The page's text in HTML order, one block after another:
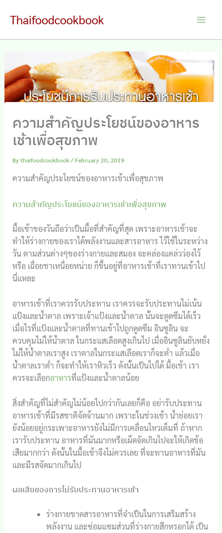
Thaifoodcookbook
ความสำคัญประโยชน์ของอาหาร
เช้าเพื่อสุขภาพ
Bythaifoodcookbook/February 20, 2019
ความสำคัญประโยชน์ของอาหารเช้าเพื่อสุขภาพ
ความสำคัญประโยชน์ของอาหารเช้าเพื่อสุขภาพ
มื้อเช้าของวันถือว่าเป็นมื้อที่สำคัญที่สุด เพราะอาหารเช้าจะ
ทำให้ร่างกายของเราได้พลังงานและสารอาหาร ไว้ใช้ในระหว่าง
วัน ตามส่วนต่างๆของร่างกายและสมอง จะคล่องแคล่วว่องไว้
หรือ เฉื่อยชาเหนื่อยหน่าย ก็ขึ้นอยู่ที่อาหารเช้าที่เราทานเข้าไป
นี่แหละ
อาหารเช้าที่เราควรรับประทาน เราควรจะรับประทานไม่เน้น
แป้งและน้ำตาล เพราะเจ้าแป้งและน้ำตาล นั้นจะดูดซึมได้เร็ว
เมื่อไรที่แป้งและน้ำตาลที่ทานเข้าไปถูกดูดซึม อินซูลิน จะ
ควบคุมไม่ให้น้ำตาล ในกระแสเลือดสูงเกินไป เมื่ออินซูลินยับหยั่ง
ไม่ให้น้ำตาลเราสูง เราตาลในกระแสเลือดเราก็จะต่ำ แล้วเมื่อ
น้ำตาลเราต่ำ ก็จะทำให้เราหิวเร็ว ดังนั้นเป็นไปได้ มื้อเช้า เรา
ควรจะเลือกอาหารที่แป้งและน้ำตาลน้อย
สิ่งสำคัญที่ไม่สำคัญไม่น้อยไปกว่ากันเลยก็คือ อย่ารับประทาน
อาหารเช้าที่มีรสชาติจัดจ้านมาก เพราะในช่วงเช้า น้ำย่อยเรา
ยังน้อยอยู่กระเพาะอาหารยังไม่มีการเคลื่อนไหวเต็มที่ ถ้าหาก
เรารับประทาน อาหารที่มันมากหรือเผ็ดจัดเกินไปจะให้เกิดข้อ
เสียมากกว่า ดังนั้นในมื้อเช้าจึงไม่ควรเลย ที่จะทานอาหารที่มัน
และมีรสจัดมากเกินไป
ผลเสียของการไม่รับประทานอาหารเช้า
ร่างกายขาดสารอาหารที่จำเป็นในการเสริมสร้าง
พลังงาน และซ่อมแซมส่วนที่ร่างกายสึกหรอกได้ เป็น